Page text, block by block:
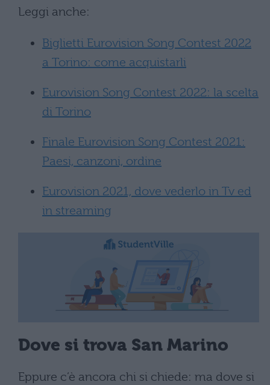
Leggi anche:
Biglietti Eurovision Song Contest 2022
a Torino: come acquistarli
Eurovision Song Contest 2022: la scelta
di Torino
Finale Eurovision Song Contest 2021:
Paesi, canzoni, ordine
Eurovision 2021, dove vederlo in Tv ed
in streaming
Dove si trova San Marino
Eppure c’è ancora chi si chiede: ma dove si